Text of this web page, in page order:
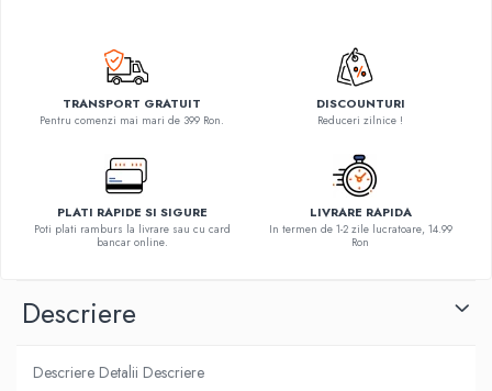
TRANSPORT GRATUIT
Pentru comenzi mai mari de 399 Ron.
DISCOUNTURI
Reduceri zilnice !
PLATI RAPIDE SI SIGURE
Poti plati ramburs la livrare sau cu card
bancar online.
LIVRARE RAPIDA
In termen de 1-2 zile lucratoare, 14.99
Ron
Descriere
Descriere Detalii Descriere